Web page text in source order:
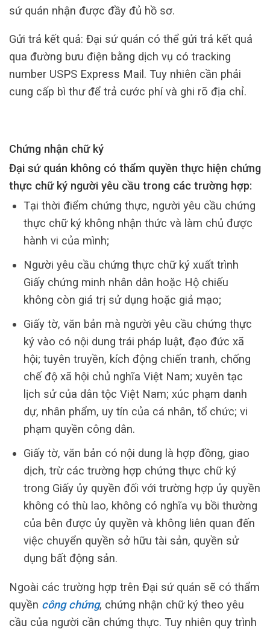
sứ quán nhận được đầy đủ hồ sơ.
Gửi trả kết quả: Đại sứ quán có thể gửi trả kết quả
qua đường bưu điện bằng dịch vụ có tracking
number USPS Express Mail. Tuy nhiên cần phải
cung cấp bì thư để trả cước phí và ghi rõ địa chỉ.
Chứng nhận chữ ký
Đại sứ quán không có thẩm quyền thực hiện chứng
thực chữ ký người yêu cầu trong các trường hợp:
Tại thời điểm chứng thực, người yêu cầu chứng
thực chữ ký không nhận thức và làm chủ được
hành vi của mình;
Người yêu cầu chứng thực chữ ký xuất trình
Giấy chứng minh nhân dân hoặc Hộ chiếu
không còn giá trị sử dụng hoặc giả mạo;
Giấy tờ, văn bản mà người yêu cầu chứng thực
ký vào có nội dung trái pháp luật, đạo đức xã
hội; tuyên truyền, kích động chiến tranh, chống
chế độ xã hội chủ nghĩa Việt Nam; xuyên tạc
lịch sử của dân tộc Việt Nam; xúc phạm danh
dự, nhân phẩm, uy tín của cá nhân, tổ chức; vi
phạm quyền công dân.
Giấy tờ, văn bản có nội dung là hợp đồng, giao
dịch, trừ các trường hợp chứng thực chữ ký
trong Giấy ủy quyền đối với trường hợp ủy quyền
không có thù lao, không có nghĩa vụ bồi thường
của bên được ủy quyền và không liên quan đến
việc chuyển quyền sở hữu tài sản, quyền sử
dụng bất động sản.
Ngoài các trường hợp trên Đại sứ quán sẽ có thẩm
quyền công chứng, chứng nhận chữ ký theo yêu
cầu của người cần chứng thực. Tuy nhiên quy trình